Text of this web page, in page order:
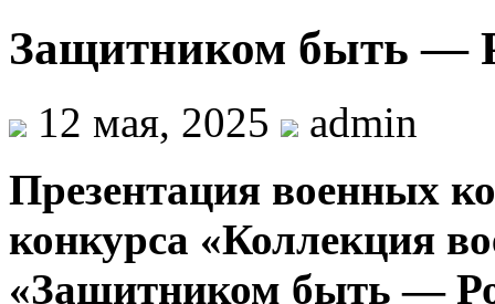
Защитником быть —
12 мая, 2025
admin
Презентация военных
конкурса «Коллекция
«Защитником быть —